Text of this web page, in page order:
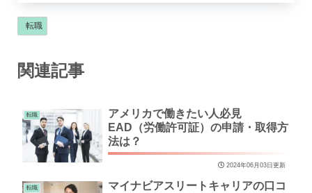
転職
関連記事
転職
アメリカで働きたい人必見
EAD（労働許可証）の申請・取得方
法は？
2024年06月03日更新
転職
マイナビアスリートキャリアの口コ